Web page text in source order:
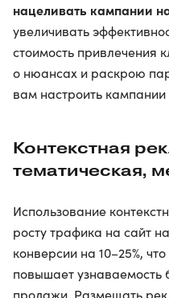
нацеливать кампании
увеличивать
стоимость привлечения
о нюансах и раскрою
вам настроить кампании
Контекстная
тематическая,
Использование
росту трафика на сайт
конверсии на 10–25%,
повышает узнаваемость
продажи. Размещать